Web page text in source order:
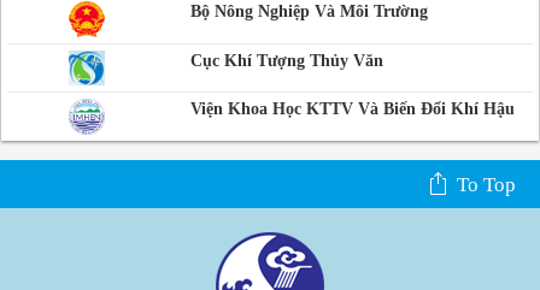
Bộ Nông Nghiệp Và Môi Trường
Cục Khí Tượng Thủy Văn
Viện Khoa Học KTTV Và Biến Đổi Khí Hậu
To Top